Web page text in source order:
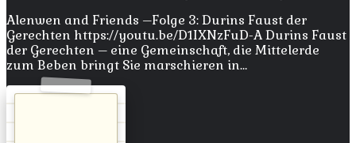
Alenwen and Friends –Folge 3: Durins Faust der
Gerechten https://youtu.be/D1IXNzFuD-A Durins Faust
der Gerechten – eine Gemeinschaft, die Mittelerde
zum Beben bringt Sie marschieren in…